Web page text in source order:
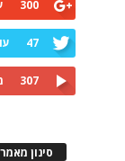
300
47
307
סינון